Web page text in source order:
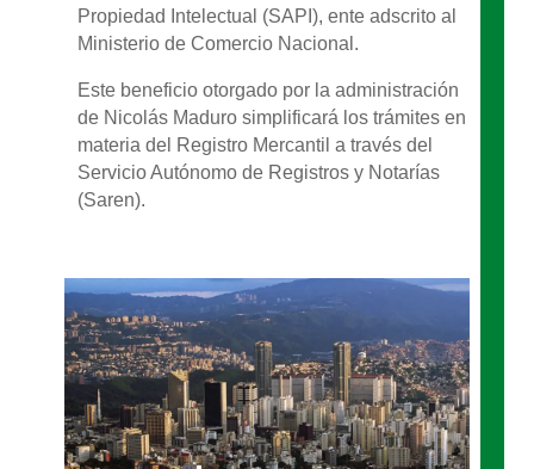
Propiedad Intelectual (SAPI), ente adscrito al
Ministerio de Comercio Nacional.
Este beneficio otorgado por la administración
de Nicolás Maduro simplificará los trámites en
materia del Registro Mercantil a través del
Servicio Autónomo de Registros y Notarías
(Saren).